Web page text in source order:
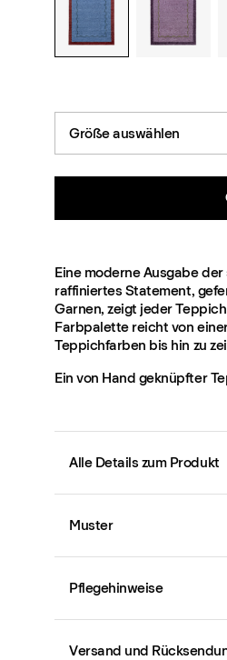
Größe auswählen
Eine moderne Ausgabe
raffiniertes Statement,
Garnen, zeigt jeder
Farbpalette reicht von
Teppichfarben bis hin zu
Ein von Hand geknüpfter
Alle Details zum Produkt
Muster
Pflegehinweise
Versand und